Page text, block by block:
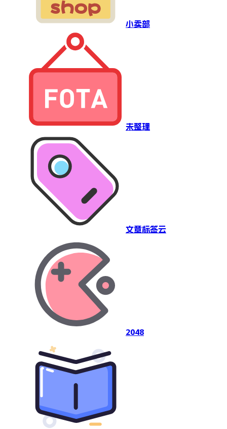
小卖部
未整理
文章标签云
2048